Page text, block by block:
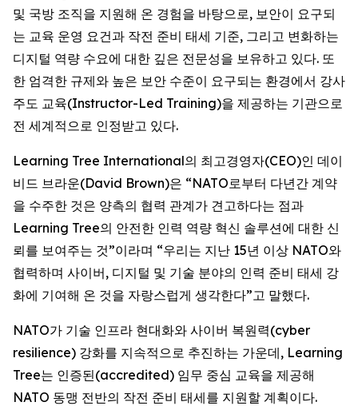
및 국방 조직을 지원해 온 경험을 바탕으로, 보안이 요구되
는 교육 운영 요건과 작전 준비 태세 기준, 그리고 변화하는
디지털 역량 수요에 대한 깊은 전문성을 보유하고 있다. 또
한 엄격한 규제와 높은 보안 수준이 요구되는 환경에서 강사
주도 교육(Instructor-Led Training)을 제공하는 기관으로
전 세계적으로 인정받고 있다.
Learning Tree International의 최고경영자(CEO)인 데이
비드 브라운(David Brown)은 “NATO로부터 다년간 계약
을 수주한 것은 양측의 협력 관계가 견고하다는 점과
Learning Tree의 안전한 인력 역량 혁신 솔루션에 대한 신
뢰를 보여주는 것”이라며 “우리는 지난 15년 이상 NATO와
협력하며 사이버, 디지털 및 기술 분야의 인력 준비 태세 강
화에 기여해 온 것을 자랑스럽게 생각한다”고 말했다.
NATO가 기술 인프라 현대화와 사이버 복원력(cyber
resilience) 강화를 지속적으로 추진하는 가운데, Learning
Tree는 인증된(accredited) 임무 중심 교육을 제공해
NATO 동맹 전반의 작전 준비 태세를 지원할 계획이다.